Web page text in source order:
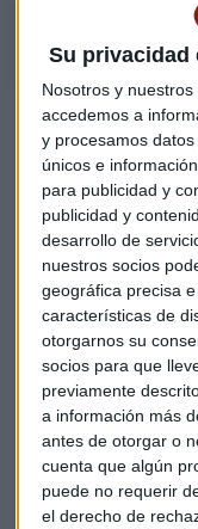
Su privacidad
Nosotros y nuestros
accedemos a
y procesamos
únicos e
para publicidad y
publicidad y
desarrollo de
nuestros socios
geográfica precisa
características de
otorgarnos su
socios para que
previamente
a información más
antes de otorgar o
cuenta que algún
puede no requerir
el derecho de
Su enfoque es
problemas reales y
efectivas.
IA multimodal
Uno de los casos de
multimodal
sistema“analiza el
marcos
urbanas.
En Madrid, por
de 200.000 edificios
cubierta, uso,
transformación".